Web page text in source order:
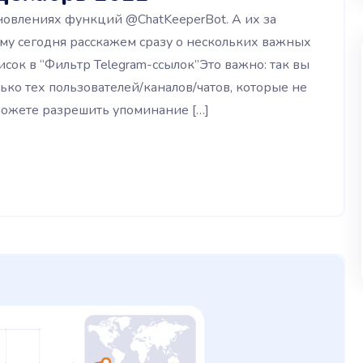
функций @ChatKeeperBot. А их за
сегодня расскажем сразу о нескольких важных
в “Фильтр Telegram-ссылок”Это важно: так вы
тех пользователей/каналов/чатов, которые не
разрешить упоминание […]